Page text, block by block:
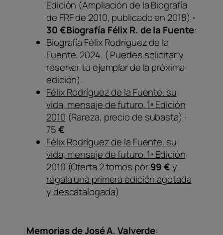
Edición (Ampliación de la Biografía
de FRF de 2010, publicado en 2018) ·
30 €Biografía Félix R. de la Fuente:
Biografía Félix Rodríguez de la
Fuente. 2024. ( Puedes solicitar y
reservar tu ejemplar de la próxima
edición).
Félix Rodríguez de la Fuente. su
vida, mensaje de futuro. 1ª Edición
2010 (Rareza, precio de subasta) ·
75€
Félix Rodríguez de la Fuente. su
vida, mensaje de futuro. 1ª Edición
2010 (Oferta 2 tomos por99 €y
regala una primera edición agotada
y descatalogada)
Memorias de José A. Valverde: